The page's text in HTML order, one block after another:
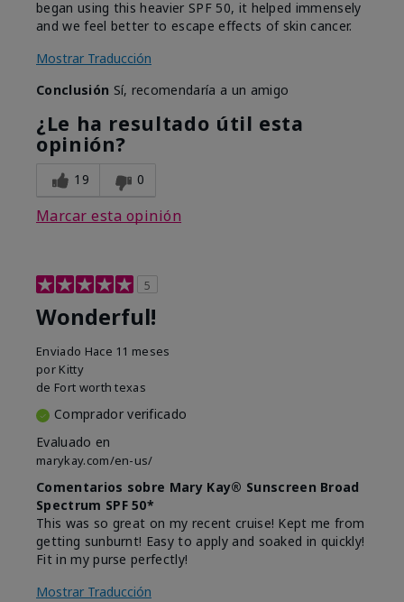
began using this heavier SPF 50, it helped immensely
and we feel better to escape effects of skin cancer.
Mostrar Traducción
Conclusión Sí, recomendaría a un amigo
¿Le ha resultado útil esta
opinión?
19 0
Marcar esta opinión
5
Wonderful!
Enviado Hace 11 meses
por Kitty
de Fort worth texas
Comprador verificado
Evaluado en
marykay.com/en-us/
Comentarios sobre Mary Kay® Sunscreen Broad
Spectrum SPF 50*
This was so great on my recent cruise! Kept me from
getting sunburnt! Easy to apply and soaked in quickly!
Fit in my purse perfectly!
Mostrar Traducción